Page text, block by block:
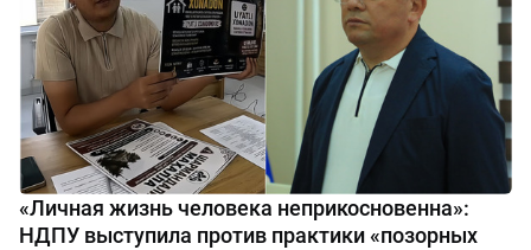
«Личная жизнь человека неприкосновенна»:
НДПУ выступила против практики «позорных